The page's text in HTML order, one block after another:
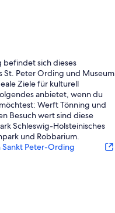
sich dieses
St. Peter Ording und Museum
Ziele für kulturell
anbietet, wenn du
Werft Tönning und
Besuch wert sind diese
Schleswig-Holsteinisches
und Robbarium.
Peter-Ording